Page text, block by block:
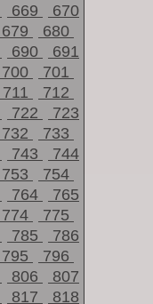
669
670
679
680
690
691
700
701
711
712
722
723
732
733
743
744
753
754
764
765
774
775
785
786
795
796
806
807
817
818